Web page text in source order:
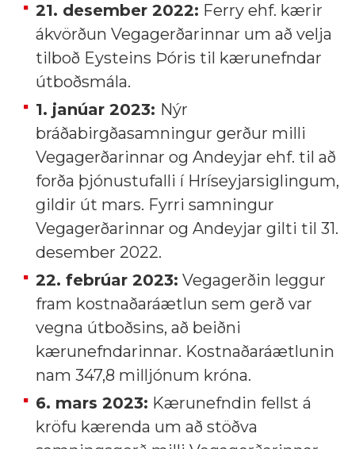
21. desember 2022: Ferry ehf. kærir
ákvörðun Vegagerðarinnar um að velja
tilboð Eysteins Þóris til kærunefndar
útboðsmála.
1. janúar 2023: Nýr
bráðabirgðasamningur gerður milli
Vegagerðarinnar og Andeyjar ehf. til að
forða þjónustufalli í Hríseyjarsiglingum,
gildir út mars. Fyrri samningur
Vegagerðarinnar og Andeyjar gilti til 31.
desember 2022.
22. febrúar 2023: Vegagerðin leggur
fram kostnaðaráætlun sem gerð var
vegna útboðsins, að beiðni
kærunefndarinnar. Kostnaðaráætlunin
nam 347,8 milljónum króna.
6. mars 2023: Kærunefndin fellst á
kröfu kærenda um að stöðva